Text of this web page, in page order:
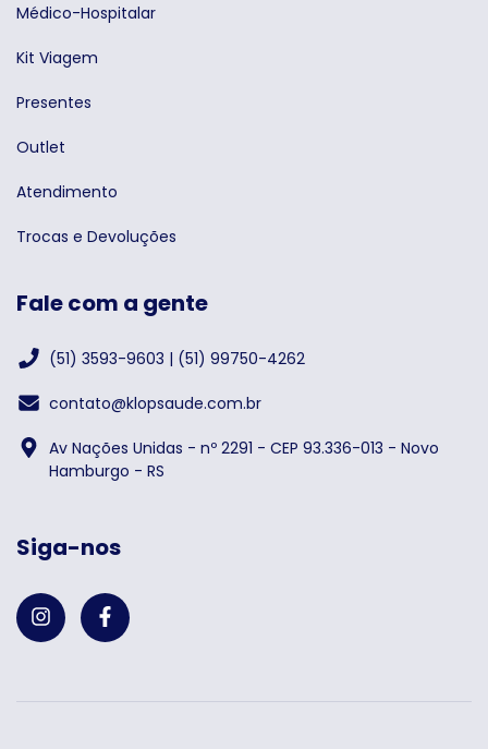
Médico-Hospitalar
Kit Viagem
Presentes
Outlet
Atendimento
Trocas e Devoluções
Fale com a gente
(51) 3593-9603 | (51) 99750-4262
contato@klopsaude.com.br
Av Nações Unidas - nº 2291 - CEP 93.336-013 - Novo
Hamburgo - RS
Siga-nos